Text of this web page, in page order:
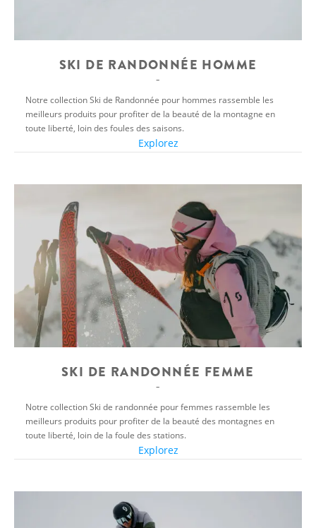
SKI DE RANDONNÉE HOMME
Notre collection Ski de Randonnée pour hommes rassemble les
meilleurs produits pour profiter de la beauté de la montagne en
toute liberté, loin des foules des saisons.
Explorez
SKI DE RANDONNÉE FEMME
Notre collection Ski de randonnée pour femmes rassemble les
meilleurs produits pour profiter de la beauté des montagnes en
toute liberté, loin de la foule des stations.
Explorez